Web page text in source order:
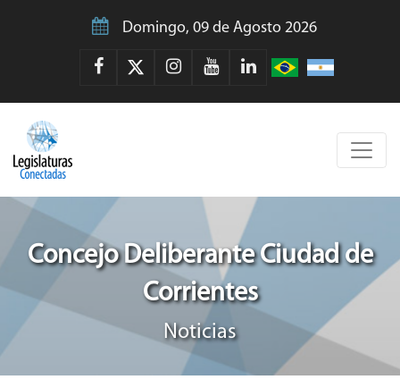
Domingo, 09 de Agosto 2026
Concejo Deliberante Ciudad de
Corrientes
Noticias